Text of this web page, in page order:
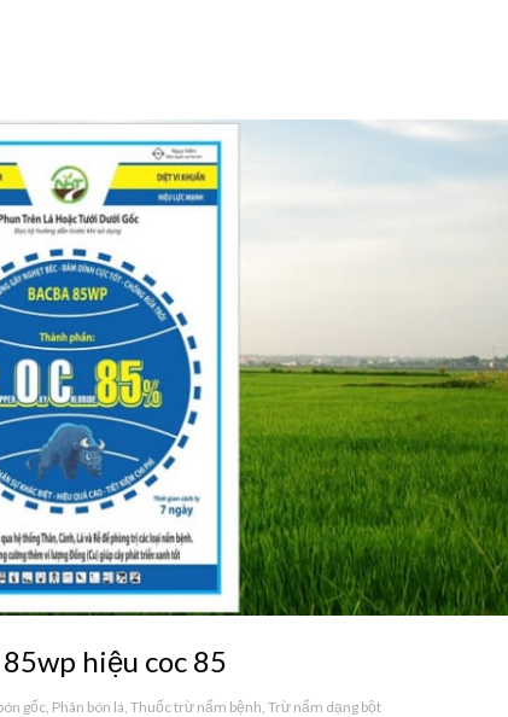
hiệu coc 85
gốc Phân bón lá Thuốc trừ nấm bệnh Trừ nấm dạng bột